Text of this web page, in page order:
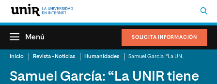
SOLICITA INFORMACIÓN
Menú
Inicio Revista - Noticias Humanidades
Samuel García: “La UNIR tiene